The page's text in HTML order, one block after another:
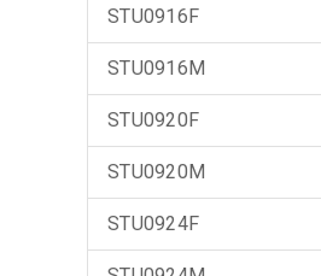
STU0916F
STU0916M
STU0920F
STU0920M
STU0924F